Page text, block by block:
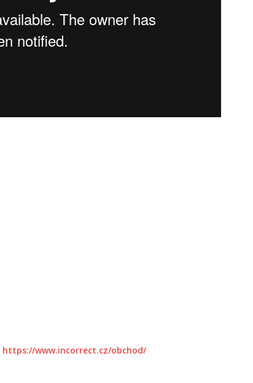
https://www.incorrect.cz/obchod/